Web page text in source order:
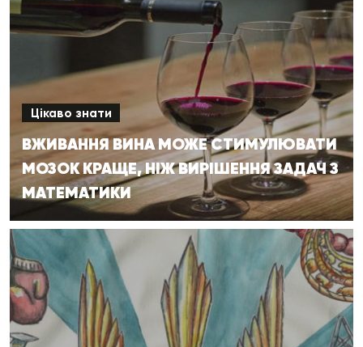
Цікаво знати
ВЖИВАННЯ ВИНА МОЖЕ СТИМУЛЮВАТИ
МОЗОК КРАЩЕ, НІЖ ВИРІШЕННЯ ЗАДАЧ З
МАТЕМАТИКИ